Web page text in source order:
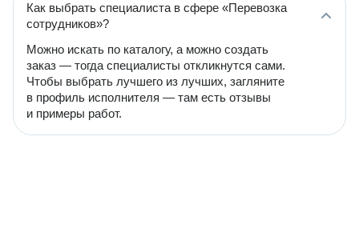
Как выбрать специалиста в сфере «Перевозка
сотрудников»?
Можно искать по каталогу, а можно создать
заказ — тогда специалисты откликнутся сами.
Чтобы выбрать лучшего из лучших, загляните
в профиль исполнителя — там есть отзывы
и примеры работ.